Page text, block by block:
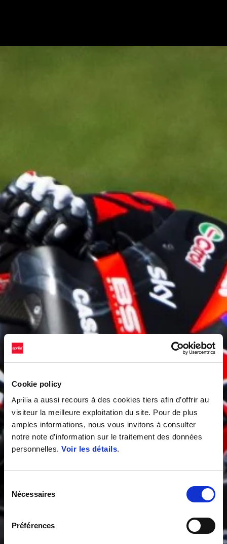
Cookie policy
Aprilia a aussi recours à des cookies tiers afin d’offrir au
visiteur la meilleure exploitation du site. Pour de plus
amples informations, nous vous invitons à consulter
notre note d’information sur le traitement des données
personnelles. Voir les détails.
consentement
Nécessaires
Préférences